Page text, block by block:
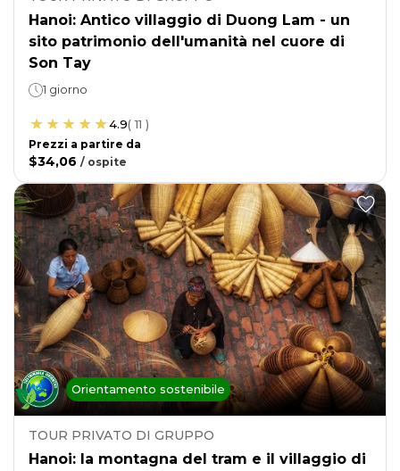
Hanoi: Antico villaggio di Duong Lam - un
sito patrimonio dell'umanità nel cuore di
Son Tay
1 giorno
4.9(11 )
Prezzi a partire da
$34,06 / ospite
Orientamento sostenibile
TOUR PRIVATO DI GRUPPO
Hanoi: la montagna del tram e il villaggio di